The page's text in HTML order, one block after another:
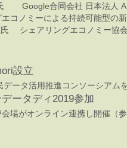
合同会社 日本法人
コノミーによる持続可能型の
シェアリングエコノミー協
設立
データ活用推進コンソーシアム
ータディ2019参加
会場がオンライン連携し開催